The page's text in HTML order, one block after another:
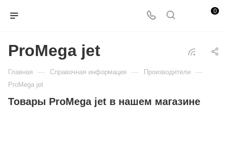
0
ProMega jet
Главная — Справочная информация — Производители —
ProMega jet
Товары ProMega jet в нашем магазине